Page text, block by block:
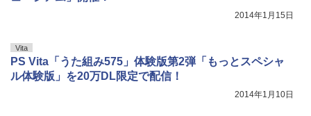
2014年1月15日
Vita
PS Vita「うた組み575」体験版第2弾「もっとスペシャ
ル体験版」を20万DL限定で配信！
2014年1月10日